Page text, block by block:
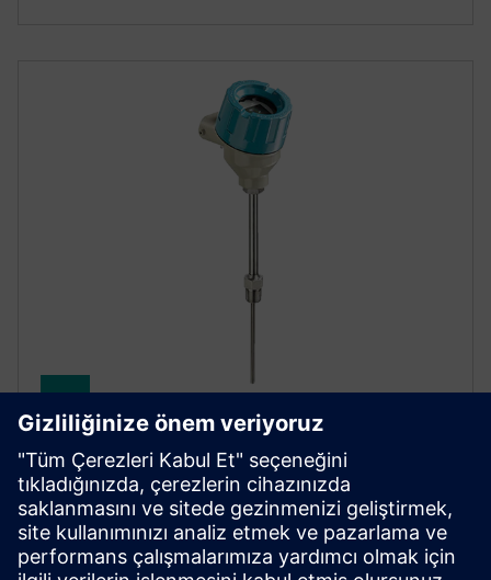
SITRANS TS500
The SITRANS TS500’s modular design makes it
exceptionally versatile, delivering precise
temperature measurements even in harsh industrial
environments.